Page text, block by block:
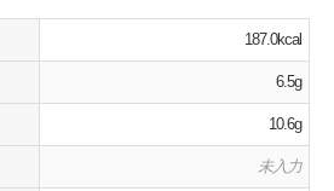
187.0kcal
6.5g
10.6g
未入力